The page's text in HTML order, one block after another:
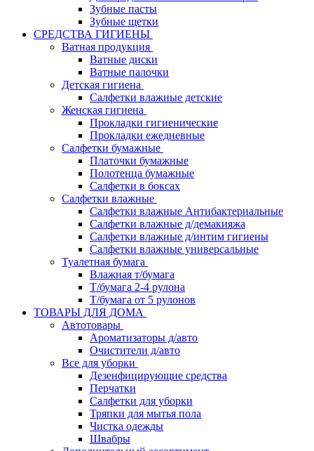
Зубные пасты
Зубные щетки
СРЕДСТВА ГИГИЕНЫ
Ватная продукция
Ватные диски
Ватные палочки
Детская гигиена
Салфетки влажные детские
Женская гигиена
Прокладки гигиенические
Прокладки ежедневные
Салфетки бумажные
Платочки бумажные
Полотенца бумажные
Салфетки в боксах
Салфетки влажные
Салфетки влажные Антибактериальные
Салфетки влажные д/демакияжа
Салфетки влажные д/интим гигиены
Салфетки влажные универсальные
Туалетная бумага
Влажная т/бумага
Т/бумага 2-4 рулона
Т/бумага от 5 рулонов
ТОВАРЫ ДЛЯ ДОМА
Автотовары
Ароматизаторы д/авто
Очистители д/авто
Все для уборки
Дезенфицирующие средства
Перчатки
Салфетки для уборки
Тряпки для мытья пола
Чистка одежды
Швабры